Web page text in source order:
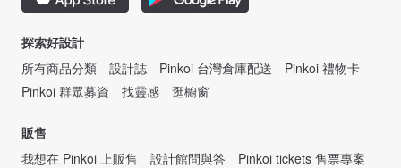
探索好設計
所有商品分類
設計誌 Pinkoi 台灣倉庫配送
Pinkoi 禮物卡
Pinkoi 群眾募資
找靈感 逛櫥窗
販售
我想在 Pinkoi 上販售
設計館問與答 Pinkoi tickets 售票專案